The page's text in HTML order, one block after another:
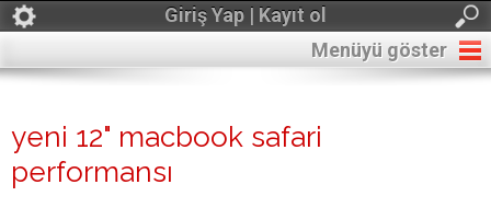
Giriş Yap | Kayıt ol
Menüyü göster
yeni 12" macbook safari
performansı